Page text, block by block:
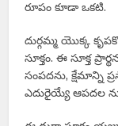
రూపం కూడా ఒకటి.
దుర్గమ్మ యొక్క
సూక్తం. ఈ సూక్త
సంపదను, క్షేమాన్ని
ఎదురైయ్యే ఆపదల